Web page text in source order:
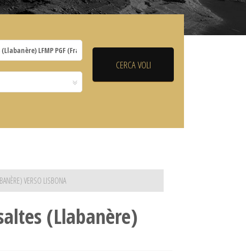
VERSO LISBONA
(Llabanère)